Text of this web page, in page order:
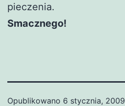
pieczenia.
Smacznego!
Opublikowano 6 stycznia, 2009